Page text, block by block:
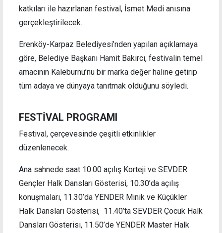
katkıları ile hazırlanan festival, İsmet Medi anısına
gerçekleştirilecek.
Erenköy-Karpaz Belediyesi’nden yapılan açıklamaya
göre, Belediye Başkanı Hamit Bakırcı, festivalin temel
amacının Kaleburnu’nu bir marka değer haline getirip
tüm adaya ve dünyaya tanıtmak olduğunu söyledi.
FESTİVAL PROGRAMI
Festival, çerçevesinde çeşitli etkinlikler
düzenlenecek.
Ana sahnede saat 10.00 açılış Korteji ve SEVDER
Gençler Halk Dansları Gösterisi, 10.30’da açılış
konuşmaları, 11.30’da YENDER Minik ve Küçükler
Halk Dansları Gösterisi, 11.40’ta SEVDER Çocuk Halk
Dansları Gösterisi, 11.50’de YENDER Master Halk